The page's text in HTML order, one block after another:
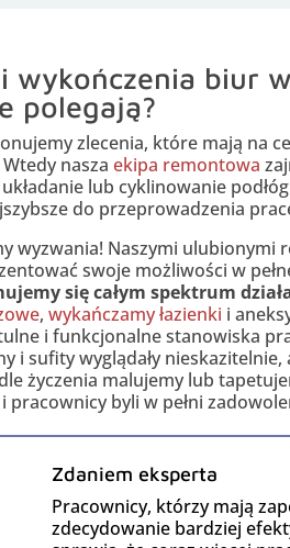
wykończenia biur
polegają?
zlecenia, które mają na
nasza ekipa remontowa
układanie lub cyklinowanie
do przeprowadzenia
wyzwania! Naszymi
swoje możliwości w
się całym spektrum
,wykańczamy łazienki i
i funkcjonalne stanowiska
i sufity wyglądały
życzenia malujemy lub
pracownicy byli w pełni
Zdaniem eksperta
Pracownicy, którzy mają
zdecydowanie bardziej